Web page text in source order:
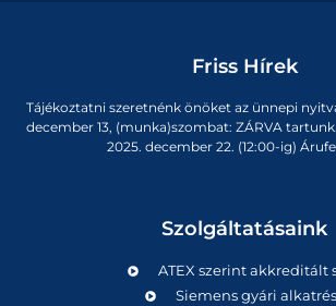
Friss Hírek
Tájékoztatni szeretnénk önöket az ünnepi
december 13, (munka)szombat: ZÁRVA
2025. december 22. (12:00-ig)
Szolgáltatásaink
ATEX szerint akkreditált
Siemens gyári